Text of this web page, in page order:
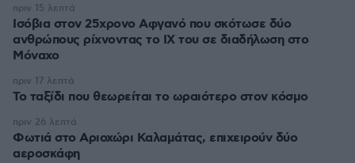
Ισόβια στον 25χρονο Αφγανό που σκότωσε δύο
ανθρώπους ρίχνοντας το ΙΧ του σε διαδήλωση στο
Μόναχο
πριν 15 λεπτά
Το ταξίδι που θεωρείται το ωραιότερο στον κόσμο
πριν 17 λεπτά
Φωτιά στο Αριοχώρι Καλαμάτας, επιχειρούν δύο
αεροσκάφη
πριν 26 λεπτά